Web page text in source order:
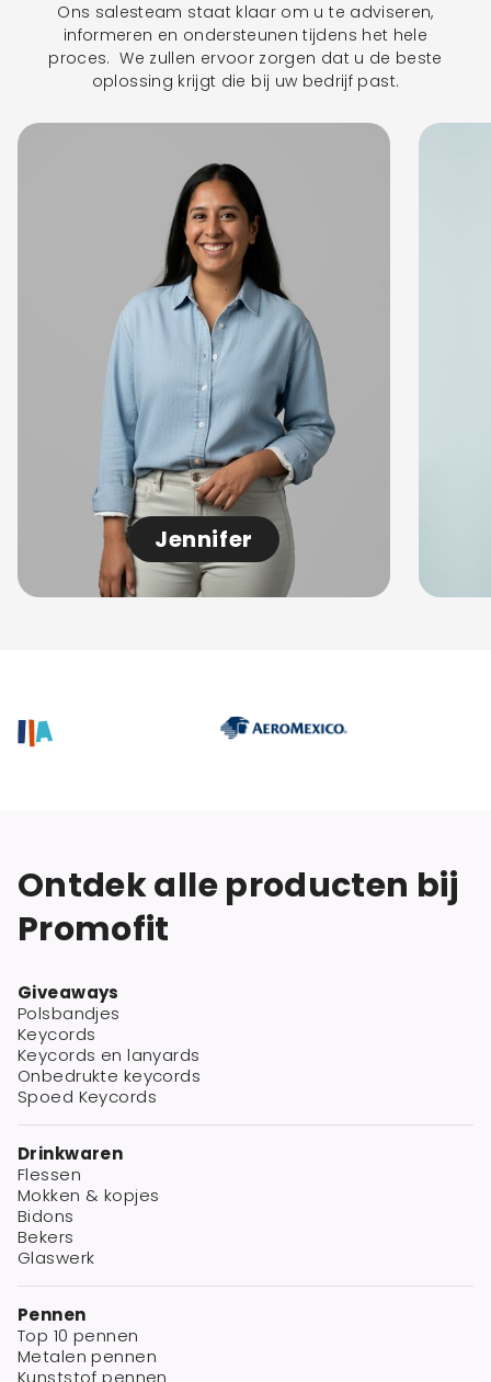
Ons salesteam staat klaar om u te adviseren,
informeren en ondersteunen tijdens het hele
proces. We zullen ervoor zorgen dat u de beste
oplossing krijgt die bij uw bedrijf past.
Jennifer
Ontdek alle producten bij
Promofit
Giveaways
Polsbandjes
Keycords
Keycords en lanyards
Onbedrukte keycords
Spoed Keycords
Drinkwaren
Flessen
Mokken & kopjes
Bidons
Bekers
Glaswerk
Pennen
Top 10 pennen
Metalen pennen
Kunststof pennen